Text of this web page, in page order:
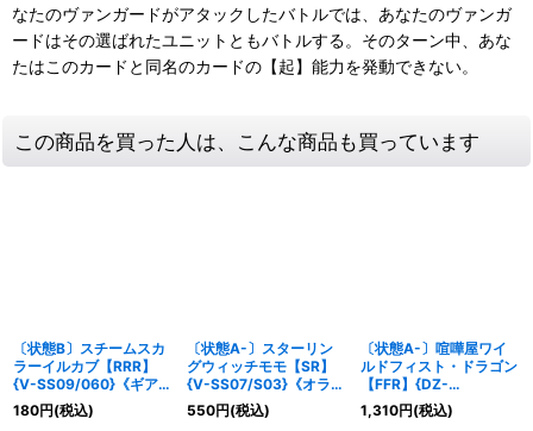
なたのヴァンガードがアタックしたバトルでは、あなたのヴァンガ
ードはその選ばれたユニットともバトルする。そのターン中、あな
たはこのカードと同名のカードの【起】能力を発動できない。
この商品を買った人は、こんな商品も買っています
〔状態B〕スチームスカ
ラーイルカブ【RRR】
{V-SS09/060}《ギアク
ロニクル》
180円(税込)
〔状態A-〕スターリン
グウィッチモモ【SR】
{V-SS07/S03}《オラク
ルシンクタンク》
550円(税込)
〔状態A-〕喧嘩屋ワイ
ルドフィスト・ドラゴン
【FFR】{DZ-
BT12/FFR04}《ドラゴ
ンエンパイア》
1,310円(税込)